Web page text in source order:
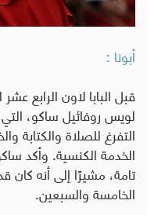
أبونا :
قبل البابا لاون الرابع
التفرغ للصلاة
الخدمة الكنسية. وأكد
تامة، مشيرًا إلى أنه
الخامسة والسبعين.